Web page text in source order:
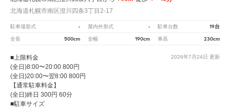
北海道札幌市南区澄川四条3丁目2-17
駐車場形式 - 屋内外形式 - 駐車台数 19台
全長 500cm 全幅 190cm 車高 230cm
2026年7月24日 更新
■上限料金
(全日)8:00〜20:00 800円
(全日)20:00〜翌8:00 800円
【通常駐車料金】
(全日)終日 300円 60分
■駐車サイズ